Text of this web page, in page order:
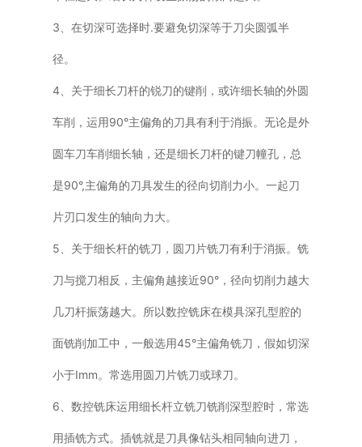
3、在切深可选择时.要避免切深等于刀尖圆弧半
径。
4、关于细长刀杆的锐刀的键削，或许细长轴的外圆
车削，运用90°主偏角的刀具有利于消振。无论是外
圆车刀车削细长轴，还是细长刀杆的键刀幢孔，总
是90°,主偏角的刀具发生的径向切削力小。一起刀
片刃口发生的轴向力大。
5、关于细长杆的铣刀，圆刀片铣刀有利于消振。铣
刀与搅刀相反，主偏角越接近90°，径向切削力越大
几刀杆振荡越大。所以数控铣床在模具深孔型腔的
面铣削加工中，一般选用45°主偏角铣刀，假如切深
小于Imm。常选用圆刀片铣刀或球刀。
6、数控铣床运用细长杆立铣刀铣削深型腔时，常选
用插铣方式。插铣就是刀具像钻头相同轴向进刀，